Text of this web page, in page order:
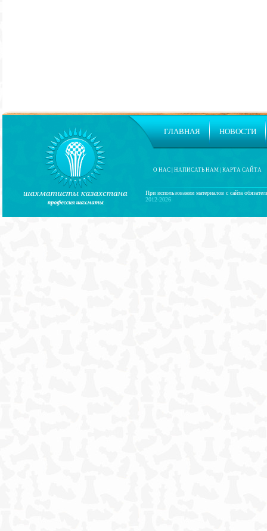
При использовании материалов с сайта
2012-2026
О НАС НАПИСАТЬ НАМ КАРТА САЙТА
ГЛАВНАЯ НОВОСТИ